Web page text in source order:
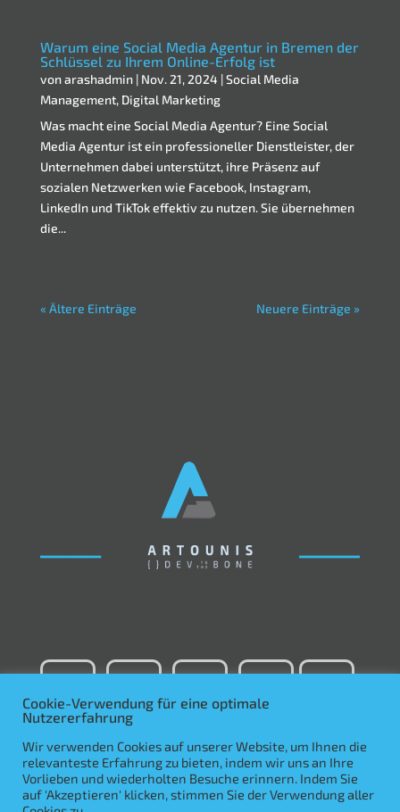
Warum eine Social Media Agentur in Bremen der
Schlüssel zu Ihrem Online-Erfolg ist
vonarashadmin| Nov. 21, 2024 Social Media
Management, Digital Marketing
Was macht eine Social Media Agentur? Eine Social
Media Agentur ist ein professioneller Dienstleister, der
Unternehmen dabei unterstützt, ihre Präsenz auf
sozialen Netzwerken wie Facebook, Instagram,
LinkedIn und TikTok effektiv zu nutzen. Sie übernehmen
die...
« Ältere Einträge Neuere Einträge »
Cookie-Verwendung für eine optimale
Nutzererfahrung
Wir verwenden Cookies auf unserer Website, um Ihnen die
relevanteste Erfahrung zu bieten, indem wir uns an Ihre
Vorlieben und wiederholten Besuche erinnern. Indem Sie
auf 'Akzeptieren' klicken, stimmen Sie der Verwendung aller